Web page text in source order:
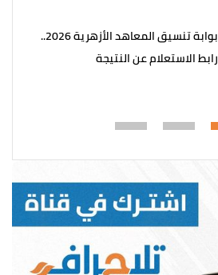
بوابة تنسيق المعاهد الأزهرية 2026..
رابط الاستعلام عن النتيجة